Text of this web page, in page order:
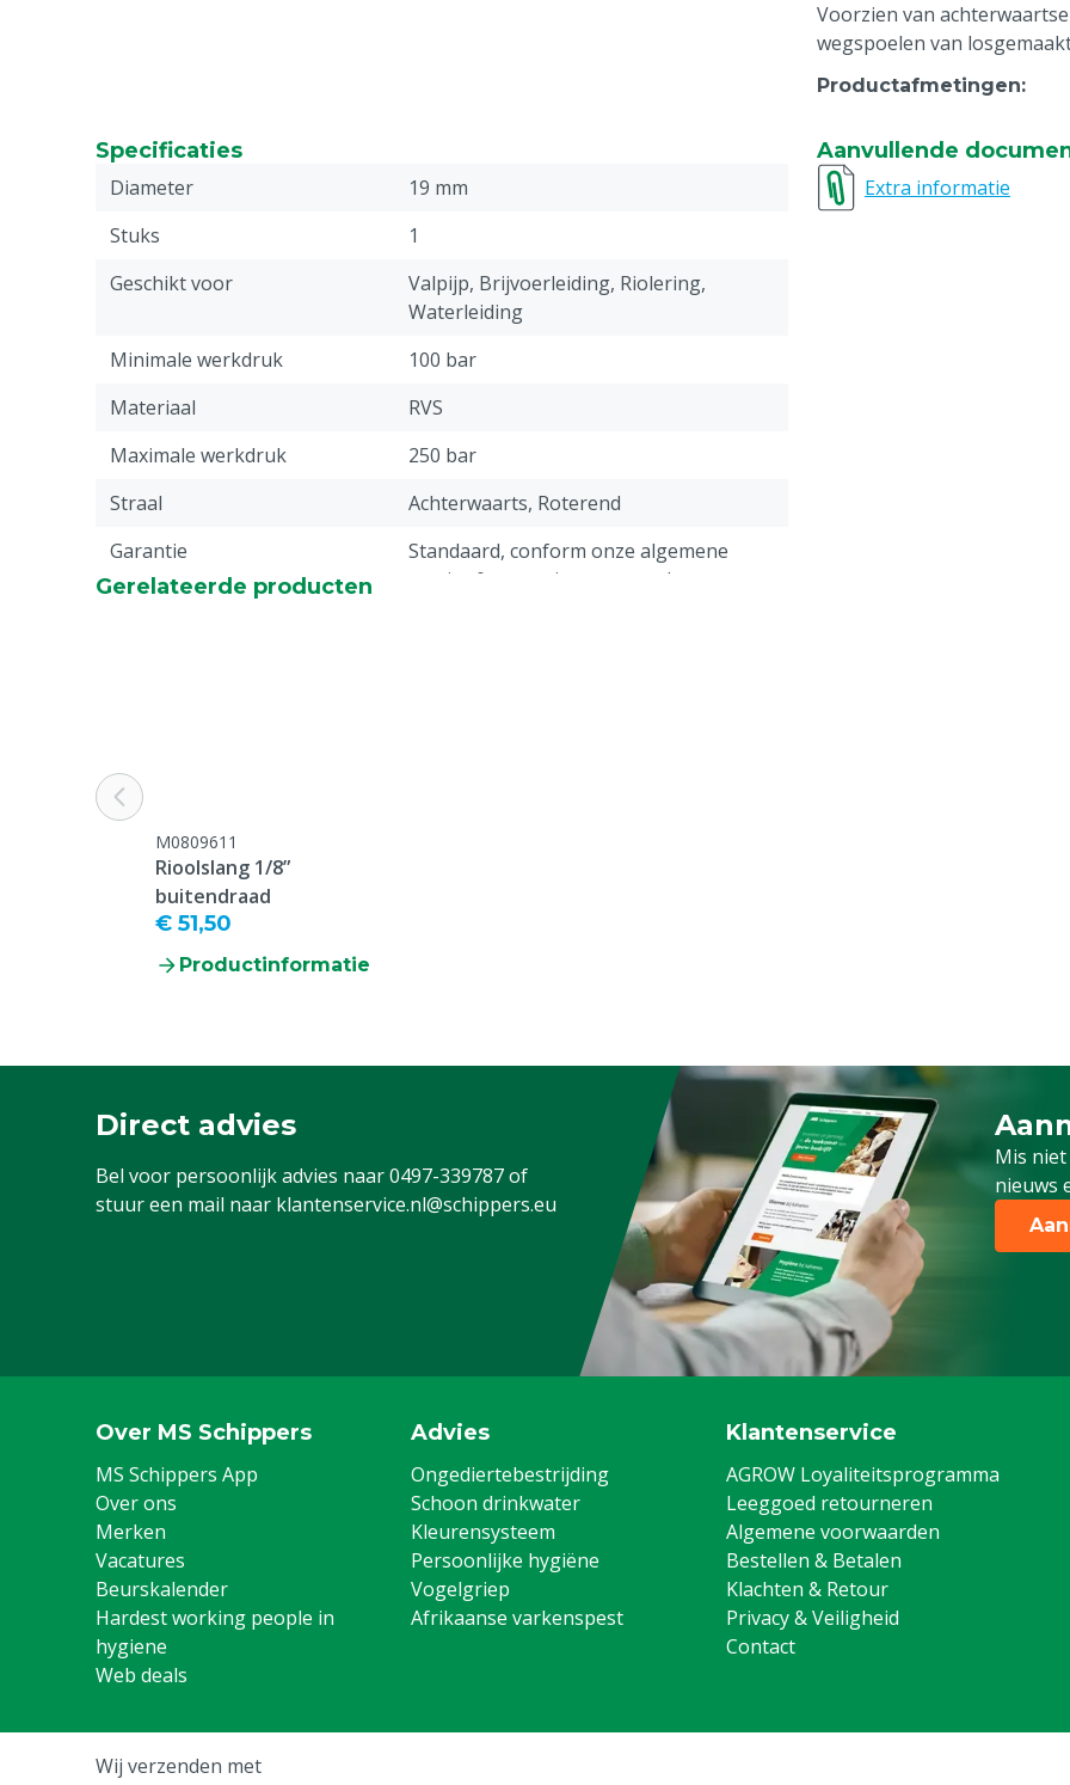
Voorzien van
wegspoelen van
Productafmetingen:
Materiaal
Gehard RVS
Specificaties
Diameter
19 mm
Stuks
1
Geschikt voor
Valpijp, Brijvoerleiding, Riolering,
Waterleiding
Minimale werkdruk
100 bar
Materiaal
RVS
Maximale werkdruk
250 bar
Straal
Achterwaarts, Roterend
Garantie
Standaard, conform onze algemene
service & garantie voorwaarden,
Diergroep
Spuithoek
Aansluiting ingang
Typenummer
Aanvullende
Extra informatie
Gerelateerde producten
M0809611
Rioolslang 1/8”
buitendraad
€ 51,50
Productinformatie
Direct advies
Bel voor persoonlijk advies naar0497-339787of
stuur een mail naar klantenservice.nl@schippers.eu
Mis
nieuws
Schrijf
Over MS Schippers
MS Schippers App
Over ons
Merken
Vacatures
Beurskalender
Hardest working people in
hygiene
Web deals
Advies
Ongediertebestrijding
Schoon drinkwater
Kleurensysteem
Persoonlijke hygiëne
Vogelgriep
Afrikaanse varkenspest
Klantenservice
AGROW Loyaliteitsprogramma
Leeggoed retourneren
Algemene voorwaarden
Bestellen & Betalen
Klachten & Retour
Privacy & Veiligheid
Contact
Wij verzenden met